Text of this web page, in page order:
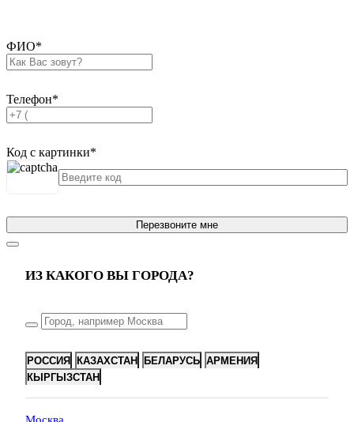
ФИО*
Телефон*
Код с картинки*
Перезвоните мне
ИЗ КАКОГО ВЫ ГОРОДА?
РОССИЯ КАЗАХСТАН БЕЛАРУСЬ АРМЕНИЯ
КЫРГЫЗСТАН